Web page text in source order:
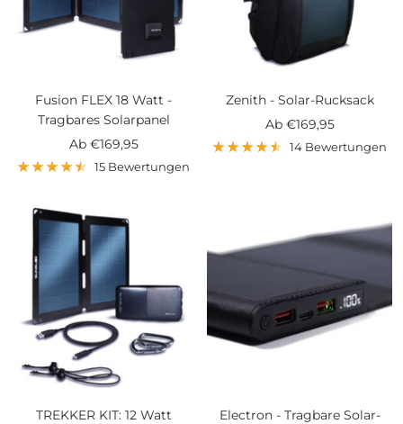
Fusion FLEX 18 Watt -
Tragbares Solarpanel
Angebotspreis
Ab €169,95
15 Bewertungen
Zenith - Solar-Rucksack
Angebotspreis
Ab €169,95
14 Bewertungen
TREKKER KIT: 12 Watt
Electron - Tragbare Solar-